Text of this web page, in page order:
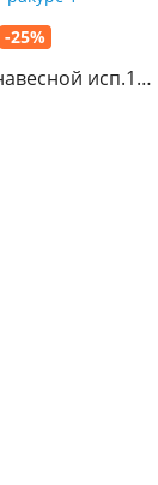
-25%
исп.1